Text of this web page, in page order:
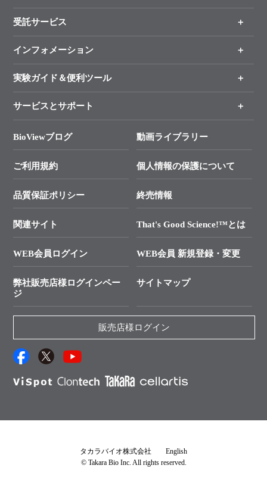
製品一覧
手法から製品を探す
新製品情報
受託サービス
オンライン注文
インフォメーション
キャンペーン
タカラバイオ各種会員募集のお知らせ
終売製品のお知らせ
価格改定のご案内
技術セミナーのご案内
タカラバイオ発表文献
実験ガイド＆便利ツール
リアルタイムPCR実験のススメ
幹細胞・再生医療研究ガイド
クローニング実験ガイド
SMARTer NGSポータルサイト
プライマー設計
制限酵素切断サイトの検索
ユーザーズボイス集
抗体検索サイト
サービスとサポート
総合お問い合わせ
├ 実験コンシェルジュ
├ 受託サービスお問い合わせ
資料請求 機器関連
資料請求 受託関連
資料請求 核酸抽出・精製カタログ
サンプル請求一覧
プロトコール集
説明書・CoA・SDSを探す
BioViewブログ 動画ライブラリー
ご利用規約 個人情報の保護について
品質保証ポリシー 終売情報
関連サイト That's Good Science!™とは
WEB会員ログイン WEB会員 新規登録・変更
弊社販売店様ログインペー
ジ
サイトマップ
販売店様ログイン
タカラバイオ株式会社
English
© Takara Bio Inc. All rights reserved.